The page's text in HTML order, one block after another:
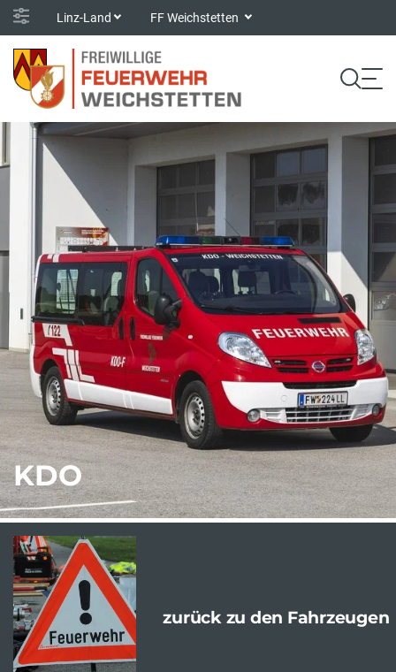
Linz-Land FF Weichstetten
KDO
zurück zu den Fahrzeugen